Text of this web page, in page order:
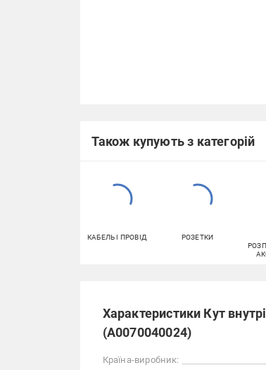
Також купують з категорій
КАБЕЛЬ І ПРОВІД РОЗЕТКИ
Характеристики Кут
(A0070040024)
Країна-виробник: